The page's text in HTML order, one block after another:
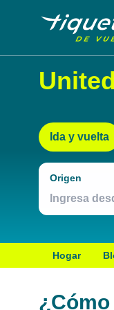
Ida y vuelta
Origen
Hogar